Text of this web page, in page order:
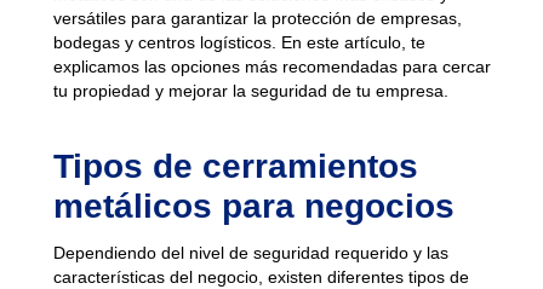
versátiles para garantizar la protección de empresas,
bodegas y centros logísticos. En este artículo, te
explicamos las opciones más recomendadas para cercar
tu propiedad y mejorar la seguridad de tu empresa.
Tipos de cerramientos
metálicos para negocios
Dependiendo del nivel de seguridad requerido y las
características del negocio, existen diferentes tipos de